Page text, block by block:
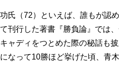
氏（72）といえば、誰もが認
刊行した著書『勝負論』では
ャディをつとめた際の秘話も披
なって10勝ほど挙げた頃、青